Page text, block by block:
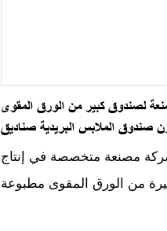
لصندوق كبير من الورق المقوى
صندوق الملابس البريدية صناديق
المخصصة المموجة مع تغليف الشعار
مصنعة متخصصة في إنتاج
من الورق المقوى مطبوعة